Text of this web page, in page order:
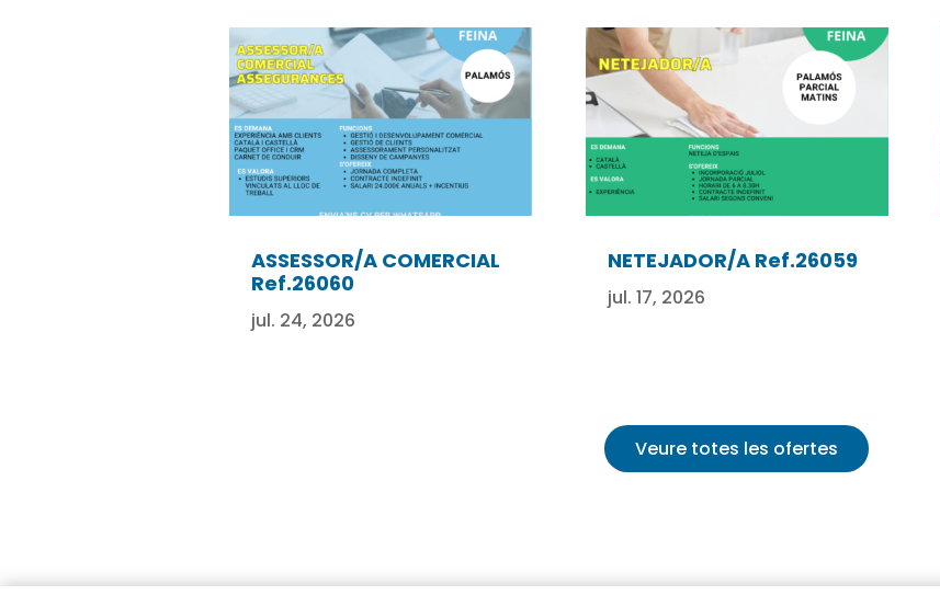
ASSESSOR/A COMERCIAL
Ref.26060
jul. 24, 2026
NETEJADOR/A Ref.26059
jul. 17, 2026
Veure totes les ofertes